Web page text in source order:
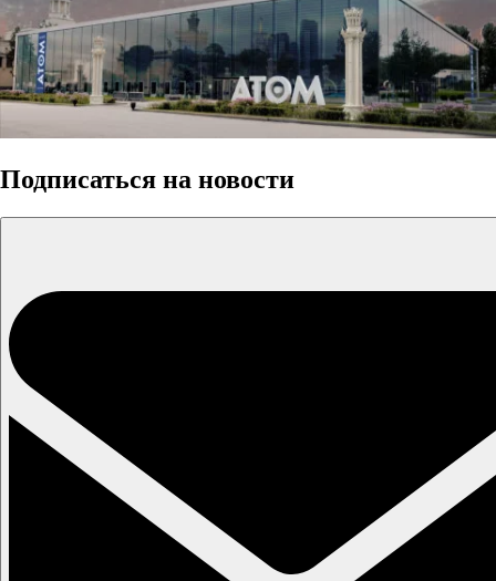
Подписаться на новости